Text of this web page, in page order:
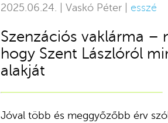
2025.06.24. | Vaskó Péter | esszé
Szenzációs vaklárma –
hogy Szent Lászlóról
alakját
Jóval több és meggyőzőbb érv